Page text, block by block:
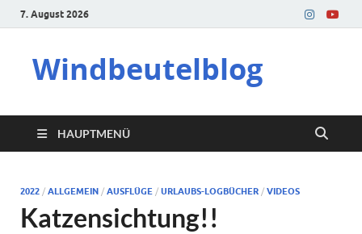
7. August 2026
Windbeutelblog
HAUPTMENÜ
2022 / ALLGEMEIN / AUSFLÜGE / URLAUBS-LOGBÜCHER / VIDEOS
Katzensichtung!!